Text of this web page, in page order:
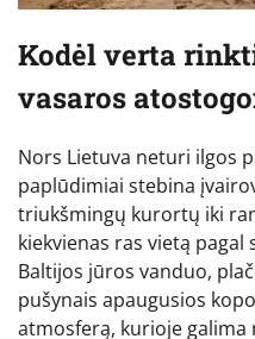
Kodėl verta
vasaros
Nors Lietuva neturi ilgos
paplūdimiai stebina
triukšmingų kurortų iki
kiekvienas ras vietą pagal
Baltijos jūros vanduo,
pušynais apaugusios
atmosferą, kurioje galima